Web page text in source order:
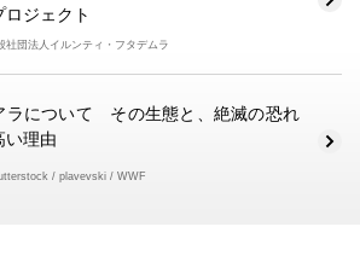
ロジェクト
社団法人イルンティ・フタデムラ
ラについて その生態と、絶滅の恐れ
い理由
/ plavevski / WWF